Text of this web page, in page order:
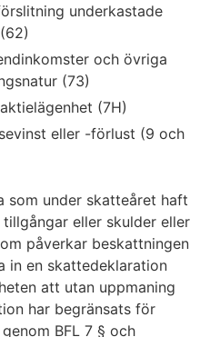
underkastade
och övriga
(73)
(7H)
eller -förlust (9 och
som under skatteåret haft
eller skulder eller
påverkar beskattningen
in en skattedeklaration
att utan uppmaning
har begränsats för
BFL 7 § och